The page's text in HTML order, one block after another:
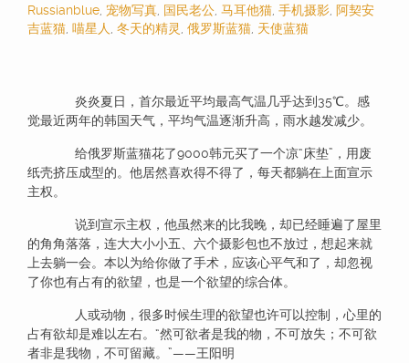
Russianblue 宠物写真 国民老公 马耳他猫 手机摄影 阿契安
吉蓝猫 喵星人 冬天的精灵 俄罗斯蓝猫 天使蓝猫
炎炎夏日，首尔最近平均最高气温几乎达到35℃。感
觉最近两年的韩国天气，平均气温逐渐升高，雨水越发减少。
给俄罗斯蓝猫花了9000韩元买了一个凉“床垫”，用废
纸壳挤压成型的。他居然喜欢得不得了，每天都躺在上面宣示
主权。
说到宣示主权，他虽然来的比我晚，却已经睡遍了屋里
的角角落落，连大大小小五、六个摄影包也不放过，想起来就
上去躺一会。本以为给你做了手术，应该心平气和了，却忽视
了你也有占有的欲望，也是一个欲望的综合体。
人或动物，很多时候生理的欲望也许可以控制，心里的
占有欲却是难以左右。“然可欲者是我的物，不可放失；不可欲
者非是我物，不可留藏。”——王阳明